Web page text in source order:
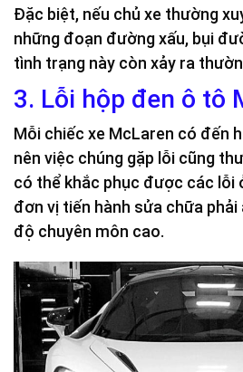
Đặc biệt, nếu chủ xe thường
những đoạn đường xấu, bụi
tình trạng này còn xảy ra
3. Lỗi hộp đen ô tô
Mỗi chiếc xe McLaren có đến
nên việc chúng gặp lỗi cũng
có thể khắc phục được các lỗi
đơn vị tiến hành sửa chữa
độ chuyên môn cao.